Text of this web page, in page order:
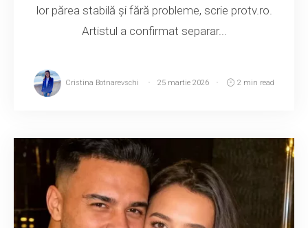
lor părea stabilă și fără probleme, scrie protv.ro.
Artistul a confirmat separar...
Cristina Botnarevschi 25 martie 2026 2 min read